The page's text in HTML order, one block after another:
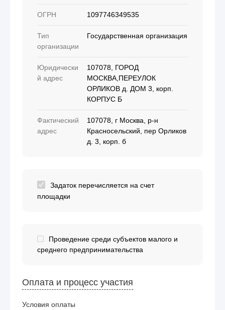
ОГРН 1097746349535
Тип
организации
Государственная организация
Юридически
й адрес
107078, ГОРОД
МОСКВА,ПЕРЕУЛОК
ОРЛИКОВ д. ДОМ 3, корп.
КОРПУС Б
Фактический
адрес
107078, г Москва, р-н
Красносельский, пер Орликов
д. 3, корп. б
Задаток перечисляется на счет
площадки
Проведение среди субъектов малого и
среднего предпринимательства
Оплата и процесс участия
Условия оплаты